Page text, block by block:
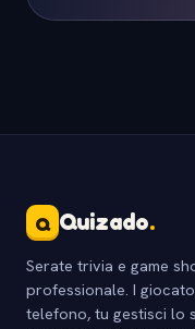
Q Quizado.
Serate trivia e game
professionale. I
telefono, tu gestisci lo